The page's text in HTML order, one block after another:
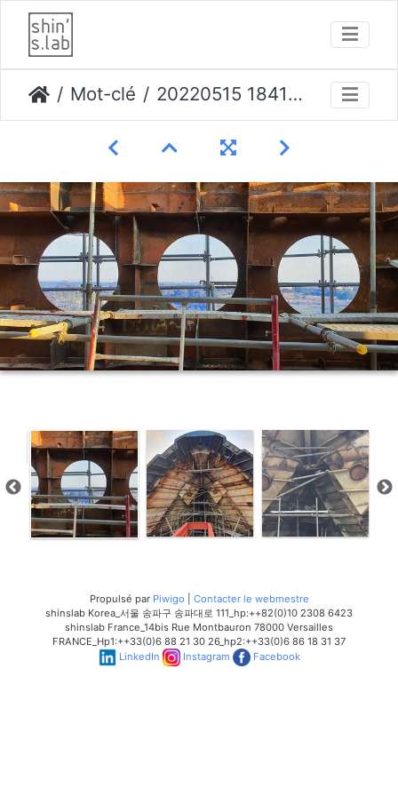
Mot-clé 20220515 184103 opti
Propulsé par Piwigo
Contacter le webmestre
shinslab Korea_서울 송파구 송파대로 111_hp:++82(0)10 2308 6423
shinslab France_14bis Rue Montbauron 78000 Versailles
FRANCE_Hp1:++33(0)6 88 21 30 26_hp2:++33(0)6 86 18 31 37
LinkedIn
Instagram Facebook